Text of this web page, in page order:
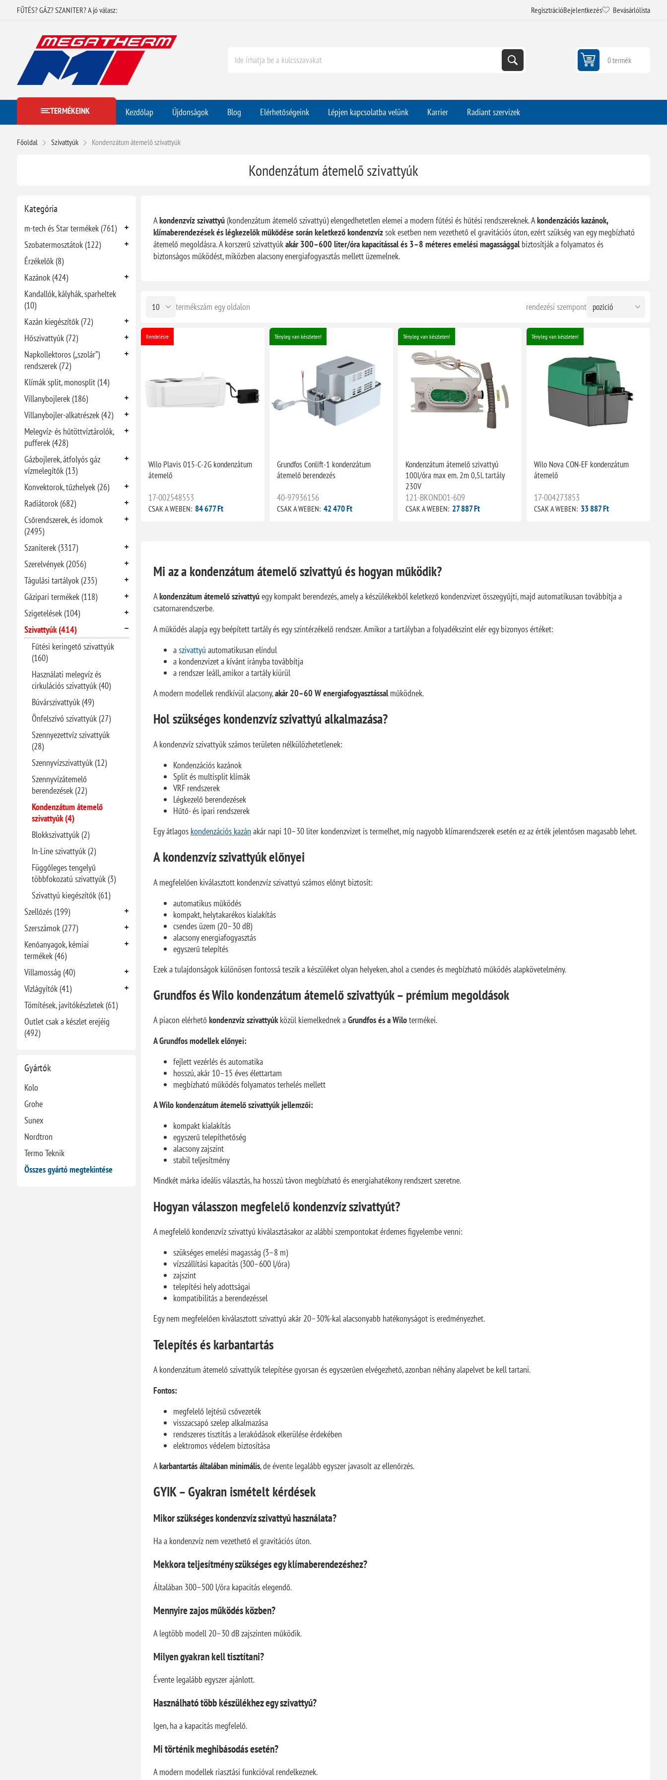
FŰTÉS? GÁZ? SZANITER? A jó válasz: RegisztrációBejelentkezés Bevásárlólista
0 termék
TERMÉKEINK Kezdőlap Újdonságok Blog Elérhetőségeink Lépjen kapcsolatba velünk Karrier Radiant szervizek
Főoldal Szivattyúk Kondenzátum átemelő szivattyúk
Kategória
m-tech és Star termékek (761)
Szobatermosztátok (122)
Érzékelők (8)
Kazánok (424)
Kandallók, kályhák, sparheltek
(10)
Kazán kiegészítők (72)
Hőszivattyúk (72)
Napkollektoros („szolár”)
rendszerek (72)
Klímák split, monosplit (14)
Villanybojlerek (186)
Villanybojler-alkatrészek (42)
Melegvíz- és hűtöttvíztárolók,
pufferek (428)
Gázbojlerek, átfolyós gáz
vízmelegítők (13)
Konvektorok, tűzhelyek (26)
Radiátorok (682)
Csőrendszerek, és idomok
(2495)
Szaniterek (3317)
Szerelvények (2056)
Tágulási tartályok (235)
Gázipari termékek (118)
Szigetelések (104)
Szivattyúk (414)
Fűtési keringető szivattyúk
(160)
Használati melegvíz és
cirkulációs szivattyúk (40)
Búvárszivattyúk (49)
Önfelszívó szivattyúk (27)
Szennyezettvíz szivattyúk
(28)
Szennyvízszivattyúk (12)
Szennyvízátemelő
berendezések (22)
Kondenzátum átemelő
szivattyúk (4)
Blokkszivattyúk (2)
In-Line szivattyúk (2)
Függőleges tengelyű
többfokozatú szivattyúk (3)
Szivattyú kiegészítők (61)
Szellőzés (199)
Szerszámok (277)
Kenőanyagok, kémiai
termékek (46)
Villamosság (40)
Vízlágyítók (41)
Tömítések, javítókészletek (61)
Outlet csak a készlet erejéig
(492)
Gyártók
Kolo
Grohe
Sunex
Nordtron
Termo Teknik
Összes gyártó megtekintése
Kondenzátum átemelő szivattyúk
Akondenzvíz szivattyú(kondenzátum átemelő szivattyú) elengedhetetlen elemei a modern fűtési és hűtési rendszereknek. Akondenzációs kazánok,
klímaberendezések és légkezelők működése során keletkező kondenzvízsok esetben nem vezethető el gravitációs úton, ezért szükség van egy megbízható
átemelő megoldásra. A korszerű szivattyúkakár 300–600 liter/óra kapacitással és 3–8 méteres emelési magassággalbiztosítják a folyamatos és
biztonságos működést, miközben alacsony energiafogyasztás mellett üzemelnek.
rendezési szempont
termékszám egy oldalon
Rendelésre
Wilo Plavis 015-C-2G kondenzátum
átemelő
17-002548553
CSAK A WEBEN: 84 677 Ft
Tényleg van készleten!
Grundfos Conlift-1 kondenzátum
átemelő berendezés
40-97936156
CSAK A WEBEN: 42 470 Ft
Tényleg van készleten!
Kondenzátum átemelő szivattyú
100l/óra max em. 2m 0,5l. tartály
230V
121-BKOND01-609
CSAK A WEBEN: 27 887 Ft
Tényleg van készleten!
Wilo Nova CON-EF kondenzátum
átemelő
17-004273853
CSAK A WEBEN: 33 887 Ft
Mi az a kondenzátum átemelő szivattyú és hogyan működik?
Akondenzátum átemelő szivattyúegy kompakt berendezés, amely a készülékekből keletkező kondenzvizet összegyűjti, majd automatikusan továbbítja a
csatornarendszerbe.
A működés alapja egy beépített tartály és egy szintérzékelő rendszer. Amikor a tartályban a folyadékszint elér egy bizonyos értéket:
aszivattyú automatikusan elindul
a kondenzvizet a kívánt irányba továbbítja
a rendszer leáll, amikor a tartály kiürül
A modern modellek rendkívül alacsony,akár 20–60 W energiafogyasztássalműködnek.
Hol szükséges kondenzvíz szivattyú alkalmazása?
A kondenzvíz szivattyúk számos területen nélkülözhetetlenek:
Kondenzációs kazánok
Split és multisplit klímák
VRF rendszerek
Légkezelő berendezések
Hűtő- és ipari rendszerek
Egy átlagos kondenzációs kazán akár napi 10–30 liter kondenzvizet is termelhet, míg nagyobb klímarendszerek esetén ez az érték jelentősen magasabb lehet.
A kondenzvíz szivattyúk előnyei
A megfelelően kiválasztott kondenzvíz szivattyú számos előnyt biztosít:
automatikus működés
kompakt, helytakarékos kialakítás
csendes üzem (20–30 dB)
alacsony energiafogyasztás
egyszerű telepítés
Ezek a tulajdonságok különösen fontossá teszik a készüléket olyan helyeken, ahol a csendes és megbízható működés alapkövetelmény.
Grundfos és Wilo kondenzátum átemelő szivattyúk – prémium megoldások
A piacon elérhető kondenzvíz szivattyúkközül kiemelkednek aGrundfos és a Wilotermékei.
A Grundfos modellek előnyei:
fejlett vezérlés és automatika
hosszú, akár 10–15 éves élettartam
megbízható működés folyamatos terhelés mellett
A Wilo kondenzátum átemelő szivattyúk jellemzői:
kompakt kialakítás
egyszerű telepíthetőség
alacsony zajszint
stabil teljesítmény
Mindkét márka ideális választás, ha hosszú távon megbízható és energiahatékony rendszert szeretne.
Hogyan válasszon megfelelő kondenzvíz szivattyút?
A megfelelő kondenzvíz szivattyú kiválasztásakor az alábbi szempontokat érdemes figyelembe venni:
szükséges emelési magasság (3–8 m)
vízszállítási kapacitás (300–600 l/óra)
zajszint
telepítési hely adottságai
kompatibilitás a berendezéssel
Egy nem megfelelően kiválasztott szivattyú akár 20–30%-kal alacsonyabb hatékonyságot is eredményezhet.
Telepítés és karbantartás
A kondenzátum átemelő szivattyúk telepítése gyorsan és egyszerűen elvégezhető, azonban néhány alapelvet be kell tartani.
Fontos:
megfelelő lejtésű csővezeték
visszacsapó szelep alkalmazása
rendszeres tisztítás a lerakódások elkerülése érdekében
elektromos védelem biztosítása
Akarbantartás általában minimális, de évente legalább egyszer javasolt az ellenőrzés.
GYIK – Gyakran ismételt kérdések
Mikor szükséges kondenzvíz szivattyú használata?
Ha a kondenzvíz nem vezethető el gravitációs úton.
Mekkora teljesítmény szükséges egy klímaberendezéshez?
Általában 300–500 l/óra kapacitás elegendő.
Mennyire zajos működés közben?
A legtöbb modell 20–30 dB zajszinten működik.
Milyen gyakran kell tisztítani?
Évente legalább egyszer ajánlott.
Használható több készülékhez egy szivattyú?
Igen, ha a kapacitás megfelelő.
Mi történik meghibásodás esetén?
A modern modellek riasztási funkcióval rendelkeznek.